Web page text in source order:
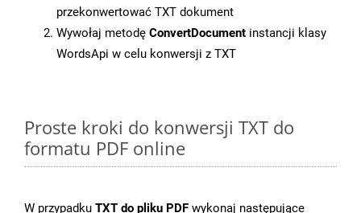
przekonwertować TXT dokument
Wywołaj metodę ConvertDocument instancji klasy
WordsApi w celu konwersji z TXT
Proste kroki do konwersji TXT do
formatu PDF online
W przypadku TXT do pliku PDF wykonaj następujące